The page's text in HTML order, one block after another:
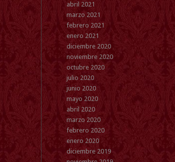
abril 2021
marzo 2021
febrero 2021
enero 2021
diciembre 2020
noviembre 2020
octubre 2020
julio 2020
junio 2020
mayo 2020
abril 2020
marzo 2020
febrero 2020
enero 2020
diciembre 2019